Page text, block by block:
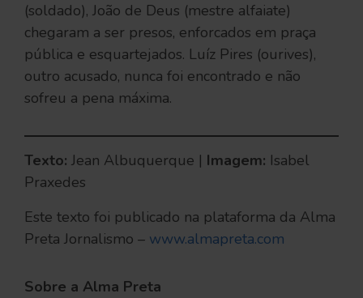
(soldado), João de Deus (mestre alfaiate)
chegaram a ser presos, enforcados em praça
pública e esquartejados. Luíz Pires (ourives),
outro acusado, nunca foi encontrado e não
sofreu a pena máxima.
Texto: Jean Albuquerque | Imagem: Isabel
Praxedes
Este texto foi publicado na plataforma da Alma
Preta Jornalismo – www.almapreta.com
Sobre a Alma Preta